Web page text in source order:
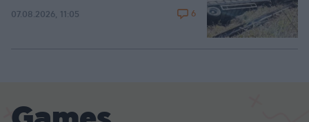
07.08.2026, 11:05 6